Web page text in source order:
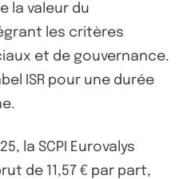
la valeur du
les critères
et de gouvernance.
ISR pour une durée
la SCPI Eurovalys
de 11,57 € par part,